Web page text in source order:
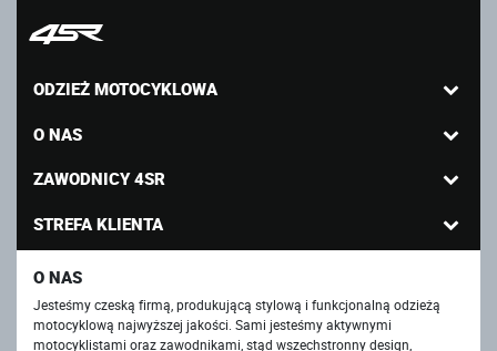
ODZIEŻ MOTOCYKLOWA
O NAS
ZAWODNICY 4SR
STREFA KLIENTA
O NAS
Jesteśmy czeską firmą, produkującą stylową i funkcjonalną odzieżą
motocyklową najwyższej jakości. Sami jesteśmy aktywnymi
motocyklistami oraz zawodnikami, stąd wszechstronny design,